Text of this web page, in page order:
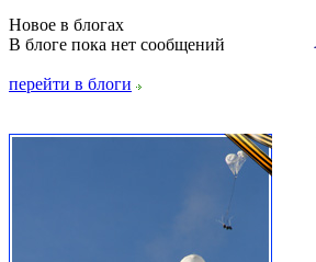
Новое в блогах
В блоге пока нет сообщений
перейти в блоги